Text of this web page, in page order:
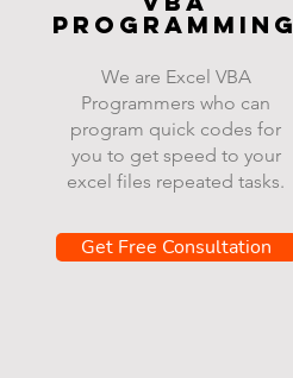
programming
We are Excel VBA
Programmers who can
program quick codes for
you to get speed to your
excel files repeated tasks.
Get Free Consultation